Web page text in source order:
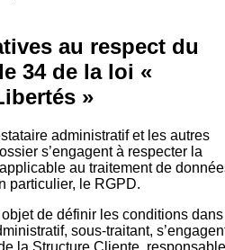
au respect du
34 de la loi «
»
administratif et les autres
s’engagent à respecter la
au traitement de
particulier, le RGPD.
de définir les conditions dans
sous-traitant,
la Structure Cliente, responsable